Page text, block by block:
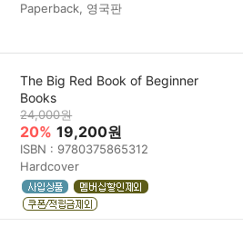
Paperback, 영국판
The Big Red Book of Beginner
Books
24,000원
20% 19,200원
ISBN : 9780375865312
Hardcover